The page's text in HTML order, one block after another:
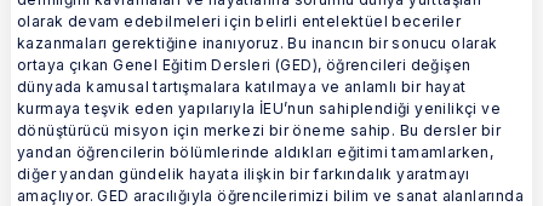
olarak devam edebilmeleri için belirli entelektüel beceriler
kazanmaları gerektiğine inanıyoruz. Bu inancın bir sonucu olarak
ortaya çıkan Genel Eğitim Dersleri (GED), öğrencileri değişen
dünyada kamusal tartışmalara katılmaya ve anlamlı bir hayat
kurmaya teşvik eden yapılarıyla İEU’nun sahiplendiği yenilikçi ve
dönüştürücü misyon için merkezi bir öneme sahip. Bu dersler bir
yandan öğrencilerin bölümlerinde aldıkları eğitimi tamamlarken,
diğer yandan gündelik hayata ilişkin bir farkındalık yaratmayı
amaçlıyor. GED aracılığıyla öğrencilerimizi bilim ve sanat alanlarında